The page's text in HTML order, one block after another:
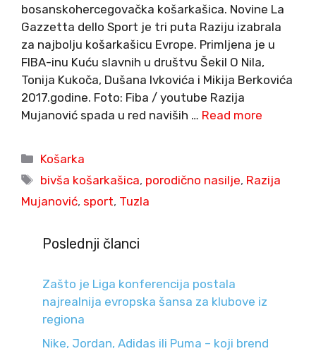
bosanskohercegovačka košarkašica. Novine La
Gazzetta dello Sport je tri puta Raziju izabrala
za najbolju košarkašicu Evrope. Primljena je u
FIBA-inu Kuću slavnih u društvu Šekil O Nila,
Tonija Kukoča, Dušana Ivkovića i Mikija Berkovića
2017.godine. Foto: Fiba / youtube Razija
Mujanović spada u red naviših … Read more
Categories
Košarka
Tags
bivša košarkašica, porodično nasilje, Razija
Mujanović, sport, Tuzla
Poslednji članci
Zašto je Liga konferencija postala
najrealnija evropska šansa za klubove iz
regiona
Nike, Jordan, Adidas ili Puma – koji brend